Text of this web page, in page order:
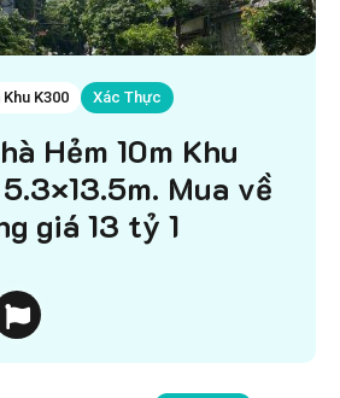
Khu K300 Xác Thực
Hẻm 10m Khu
Mua về
giá 13 tỷ 1